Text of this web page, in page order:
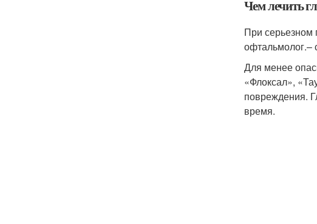
Чем лечить
При серьезном
офтальмолог.–
Для менее
«Флоксал»,
повреждения.
время.